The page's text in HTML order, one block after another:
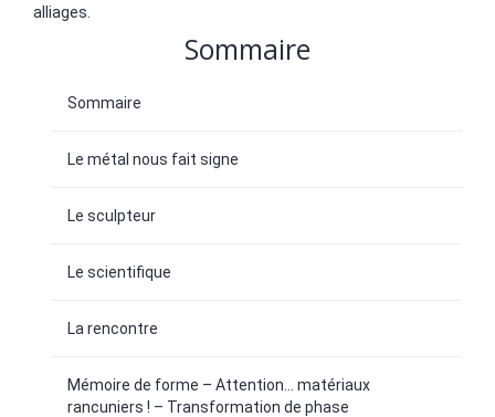
alliages.
Sommaire
Sommaire
Le métal nous fait signe
Le sculpteur
Le scientifique
La rencontre
Mémoire de forme – Attention... matériaux
rancuniers ! – Transformation de phase